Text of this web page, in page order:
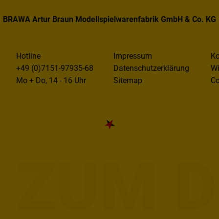
BRAWA Artur Braun Modellspielwarenfabrik GmbH & Co. KG
Hotline
+49 (0)7151-97935-68
Mo + Do, 14 - 16 Uhr
Impressum
Datenschutzerklärung
Sitemap